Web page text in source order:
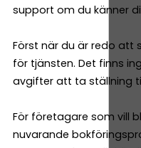
support om du känner
Först när du är redo att
för tjänsten. Det finns
avgifter att ta ställning
För företagare som vill
nuvarande